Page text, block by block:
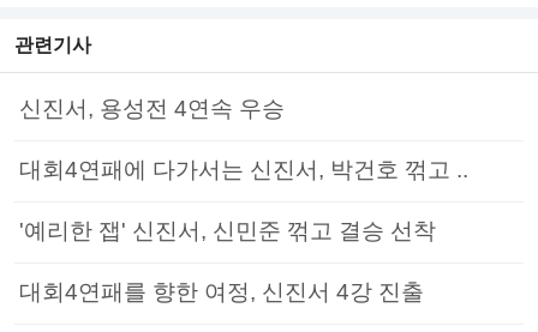
관련기사
신진서, 용성전 4연속 우승
대회4연패에 다가서는 신진서, 박건호 꺾고 ..
'예리한 잽' 신진서, 신민준 꺾고 결승 선착
대회4연패를 향한 여정, 신진서 4강 진출